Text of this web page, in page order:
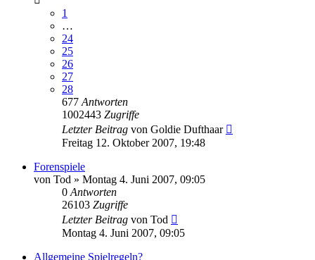
1
…
24
25
26
27
28
677 Antworten
1002443 Zugriffe
Letzter Beitrag von Goldie Dufthaar
Freitag 12. Oktober 2007, 19:48
Forenspiele
von Tod » Montag 4. Juni 2007, 09:05
0 Antworten
26103 Zugriffe
Letzter Beitrag von Tod
Montag 4. Juni 2007, 09:05
Allgemeine Spielregeln?